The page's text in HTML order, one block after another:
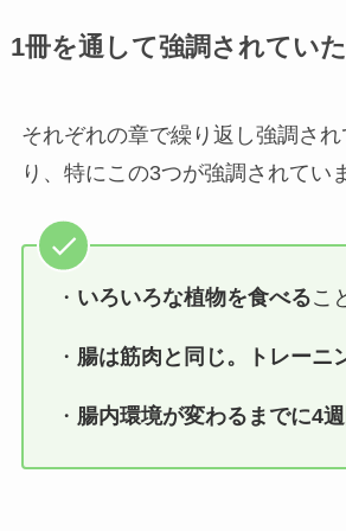
1冊を通して強調されてい
それぞれの章で繰り返し強調さ
り、特にこの3つが強調されてい
・ いろいろな植物を食べるこ
・ 腸は筋肉と同じ。トレーニ
・ 腸内環境が変わるまでに4